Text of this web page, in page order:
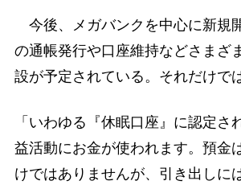
今後、メガバンクを中心に新規
の通帳発行や口座維持などさまざ
設が予定されている。それだけで
「いわゆる『休眠口座』に認定さ
益活動にお金が使われます。預金
けではありませんが、引き出しに